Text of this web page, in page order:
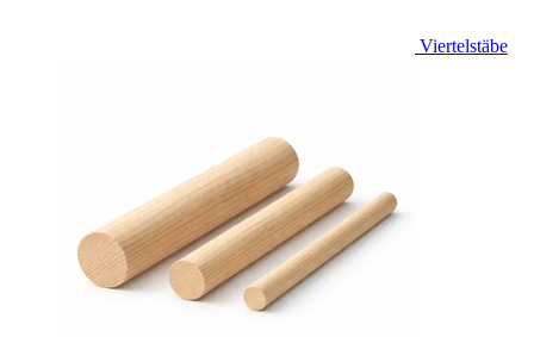
Viertelstäbe